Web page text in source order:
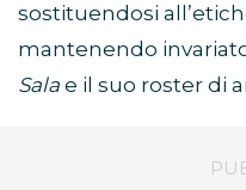
sostituendosi
mantenendo
Sala e il suo roster di